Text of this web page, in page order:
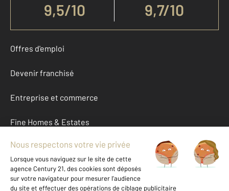
9,5/10 9,7/10
Offres d'emploi
Devenir franchisé
Entreprise et commerce
Fine Homes & Estates
À propos
International